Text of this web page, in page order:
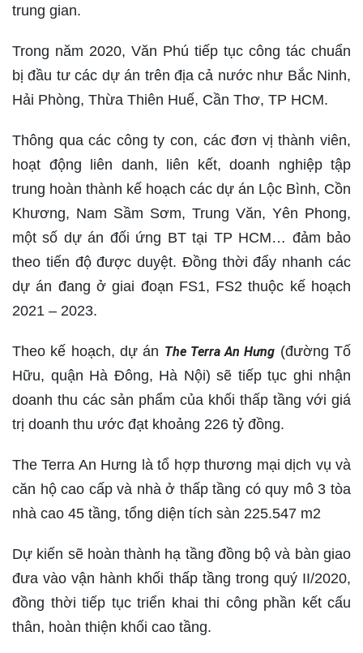
trung gian.
Trong năm 2020, Văn Phú tiếp tục công tác chuẩn
bị đầu tư các dự án trên địa cả nước như Bắc Ninh,
Hải Phòng, Thừa Thiên Huế, Cần Thơ, TP HCM.
Thông qua các công ty con, các đơn vị thành viên,
hoạt động liên danh, liên kết, doanh nghiệp tập
trung hoàn thành kế hoạch các dự án Lộc Bình, Cồn
Khương, Nam Sầm Sơm, Trung Văn, Yên Phong,
một số dự án đối ứng BT tại TP HCM… đảm bảo
theo tiến độ được duyệt. Đồng thời đẩy nhanh các
dự án đang ở giai đoạn FS1, FS2 thuộc kế hoạch
2021 – 2023.
Theo kế hoạch, dự án The Terra An Hưng (đường Tố
Hữu, quận Hà Đông, Hà Nội) sẽ tiếp tục ghi nhận
doanh thu các sản phẩm của khối thấp tầng với giá
trị doanh thu ước đạt khoảng 226 tỷ đồng.
The Terra An Hưng là tổ hợp thương mại dịch vụ và
căn hộ cao cấp và nhà ở thấp tầng có quy mô 3 tòa
nhà cao 45 tầng, tổng diện tích sàn 225.547 m2
Dự kiến sẽ hoàn thành hạ tầng đồng bộ và bàn giao
đưa vào vận hành khối thấp tầng trong quý II/2020,
đồng thời tiếp tục triển khai thi công phần kết cấu
thân, hoàn thiện khối cao tầng.